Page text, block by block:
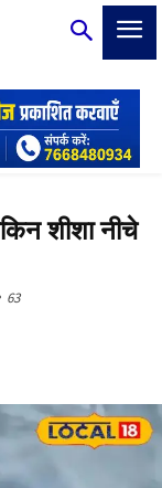
शीशा नीचे
63